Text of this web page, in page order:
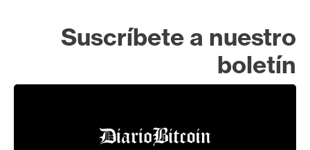
Suscríbete a nuestro
boletín